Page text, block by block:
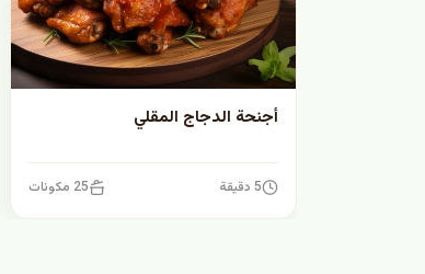
أجنحة الدجاج المقلي
5 دقيقة 25 مكونات